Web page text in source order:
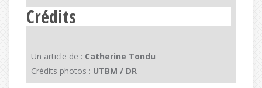
Crédits
Un article de : Catherine Tondu
Crédits photos : UTBM / DR